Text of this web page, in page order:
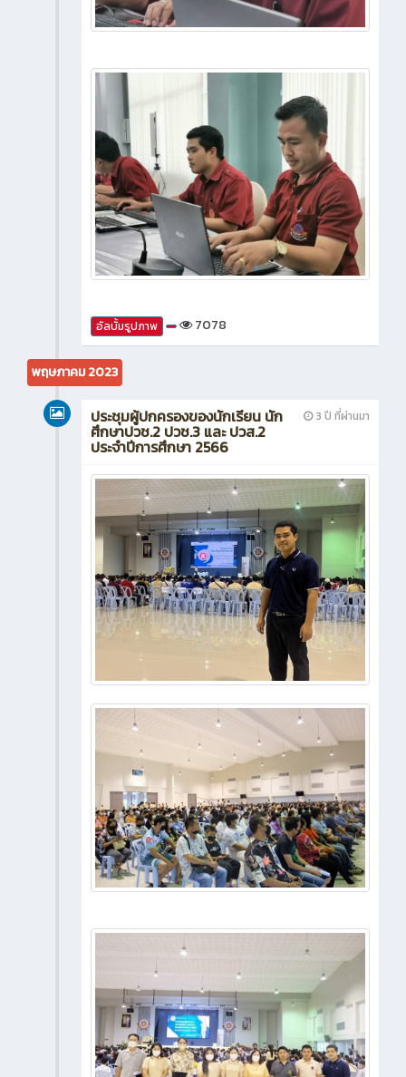
อัลบั้มรูปภาพ 7078
พฤษภาคม 2023
3 ปี ที่ผ่านมา
ประชุมผู้ปกครองของนักเรียน นัก
ศึกษาปวช.2 ปวช.3 และ ปวส.2
ประจำปีการศึกษา 2566